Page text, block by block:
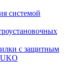
системой
с защитным